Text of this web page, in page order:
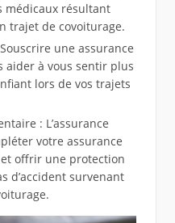
médicaux résultant
trajet de covoiturage.
une assurance
aider à vous sentir plus
lors de vos trajets
: L’assurance
votre assurance
offrir une protection
d’accident survenant